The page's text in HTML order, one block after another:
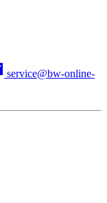
service@bw-online-